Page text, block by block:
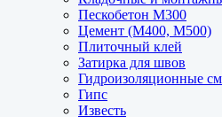
Пескобетон М300
Цемент (М400, М500)
Плиточный клей
Затирка для швов
Гидроизоляционные
Гипс
Известь